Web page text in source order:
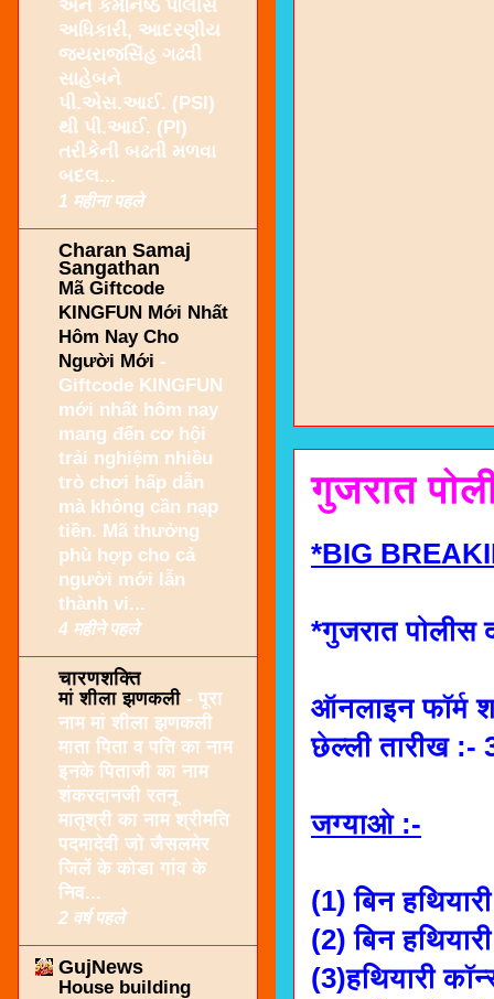
गुजरात
*BIG
*गुजरात पोलीस
ऑनलाइन फॉर्म
छेल्ली तारीख :-
जग्याओ :-
(1) बिन
(2) बिन
(3)हथियारी
અને કર્મનિષ્ઠ પોલીસ
અધિકારી, આદરણીય
જયરાજસિંહ ગઢવી
સાહેબને
પી.એસ.આઈ. (PSI)
થી પી.આઈ. (PI)
તરીકેની બઢતી મળવા
બદલ...
1 महीना पहले
Charan Samaj
Sangathan
Mã Giftcode
KINGFUN Mới Nhất
Hôm Nay Cho
Người Mới -
Giftcode KINGFUN
mới nhất hôm nay
mang đến cơ hội
trải nghiệm nhiều
trò chơi hấp dẫn
mà không cần nạp
tiền. Mã thưởng
phù hợp cho cả
người mới lẫn
thành vi...
4 महीने पहले
चारणशक्ति
मां शीला झणकली - पूरा
नाम मां शीला झणकली
माता पिता व पति का नाम
इनके पिताजी का नाम
शंकरदानजी रतनू
मातृश्री का नाम श्रीमति
पदमादेवी जो जैसलमेर
जिलें के कोडा गांव के
निव...
2 वर्ष पहले
GujNews
House building